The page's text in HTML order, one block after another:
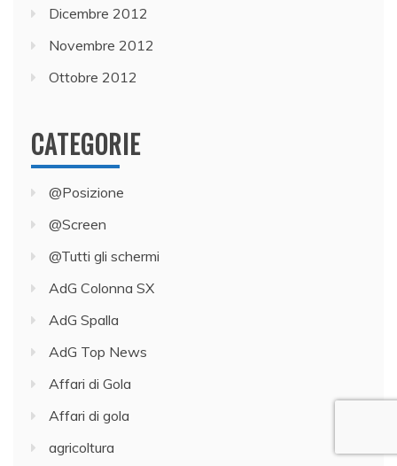
Dicembre 2012
Novembre 2012
Ottobre 2012
CATEGORIE
@Posizione
@Screen
@Tutti gli schermi
AdG Colonna SX
AdG Spalla
AdG Top News
Affari di Gola
Affari di gola
agricoltura